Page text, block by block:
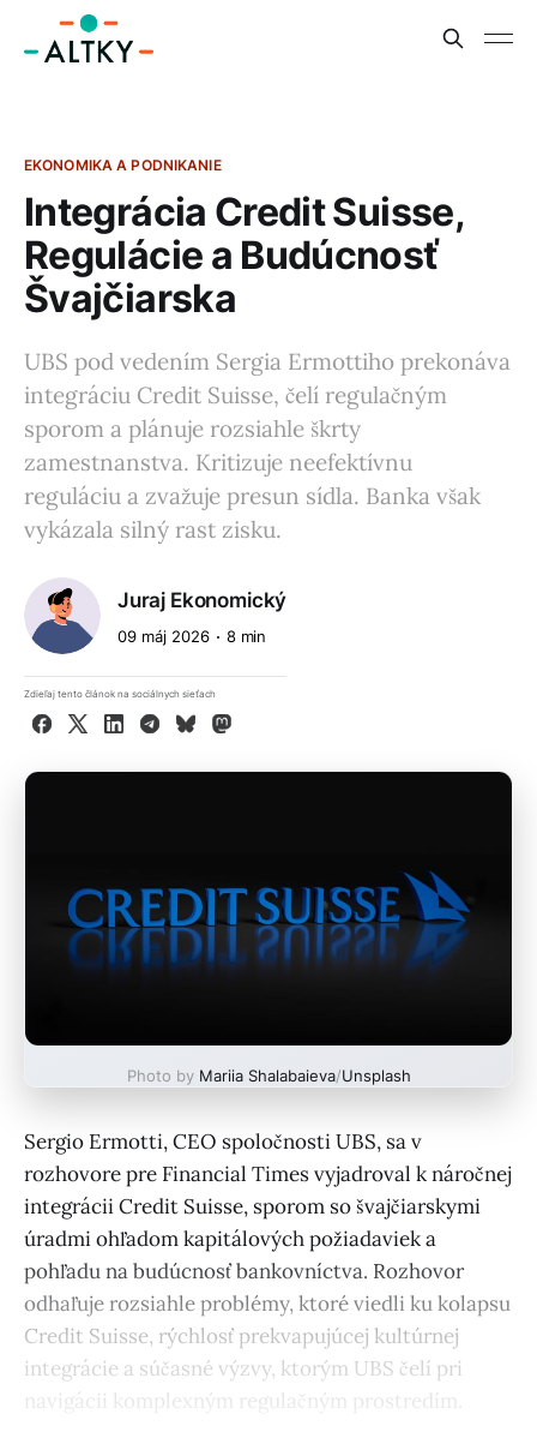
EKONOMIKA A PODNIKANIE
Integrácia Credit Suisse,
Regulácie a Budúcnosť
Švajčiarska
UBS pod vedením Sergia Ermottiho prekonáva
integráciu Credit Suisse, čelí regulačným
sporom a plánuje rozsiahle škrty
zamestnanstva. Kritizuje neefektívnu
reguláciu a zvažuje presun sídla. Banka však
vykázala silný rast zisku.
Juraj Ekonomický
09 máj 2026 8 min
Zdieľaj tento článok na sociálnych sieťach
Facebook
X LinkedInTelegram
BlueskyMastodon
Photo by Mariia Shalabaieva/Unsplash
Sergio Ermotti, CEO spoločnosti UBS, sa v
rozhovore pre Financial Times vyjadroval k náročnej
integrácii Credit Suisse, sporom so švajčiarskymi
úradmi ohľadom kapitálových požiadaviek a
pohľadu na budúcnosť bankovníctva. Rozhovor
odhaľuje rozsiahle problémy, ktoré viedli ku kolapsu
Credit Suisse, rýchlosť prekvapujúcej kultúrnej
integrácie a súčasné výzvy, ktorým UBS čelí pri
navigácii komplexným regulačným prostredím.